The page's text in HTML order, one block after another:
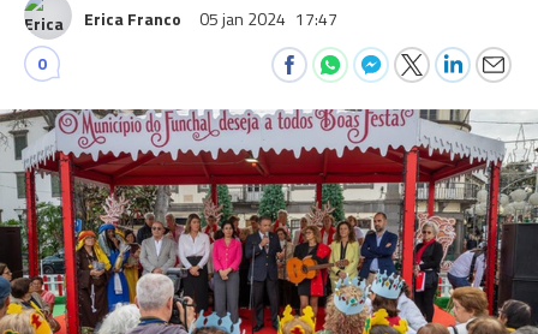
Erica Franco 05 jan 2024 17:47
0